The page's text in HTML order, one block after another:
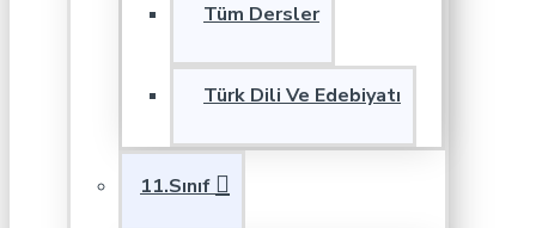
Tüm Dersler
Türk Dili Ve Edebiyatı
11.Sınıf